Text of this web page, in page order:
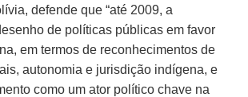
defende que “até 2009, a
de políticas públicas em favor
em termos de reconhecimentos de
autonomia e jurisdição indígena, e
como um ator político chave na